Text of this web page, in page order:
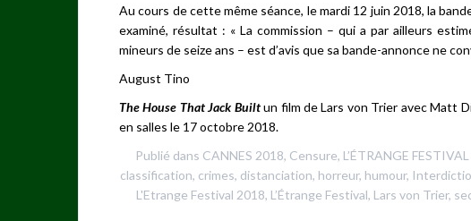
Au cours de cette même séance, le mardi 12 juin 2018, la
examiné, résultat : « La commission – qui a par ailleurs
mineurs de seize ans – est d’avis que sa bande-annonce ne
August Tino
The House That Jack Builtun film de Lars von Trier avec Matt
en salles le 17 octobre 2018.
Publié dans CANNES 2018, Censure, L’ÉTRANGE
classification, crimes, distanciation, horreur, humour,
L'Etrange Festival 2018, L’Étrange Festival, Lars von Trier,